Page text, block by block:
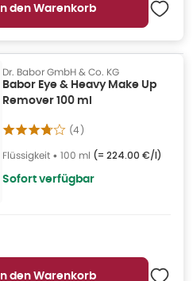
In den Warenkorb
Dr. Babor GmbH & Co. KG
Babor Eye & Heavy Make Up
Remover 100 ml
(4)
Flüssigkeit • 100 ml (= 224.00 €/l)
Sofort verfügbar
In den Warenkorb